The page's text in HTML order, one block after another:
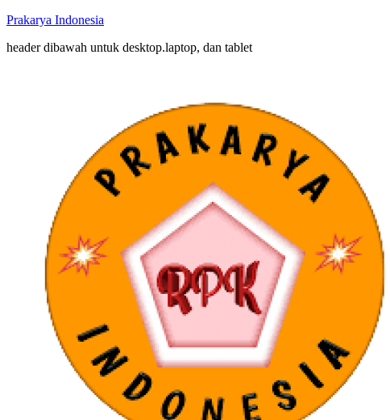
Prakarya Indonesia
header dibawah untuk desktop.laptop, dan tablet